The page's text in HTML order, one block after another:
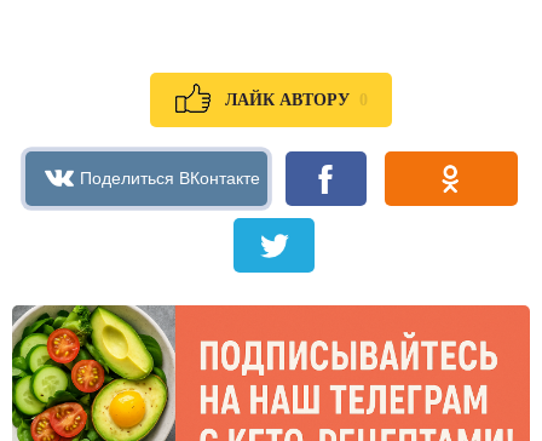
ЛАЙК АВТОРУ 0